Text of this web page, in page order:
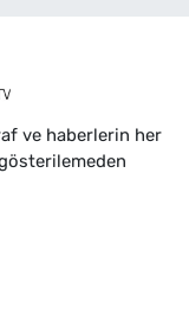
ve haberlerin her